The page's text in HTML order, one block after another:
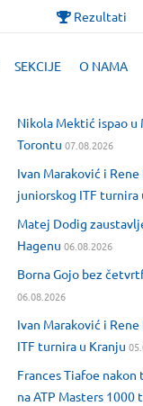
Rezultati
SEKCIJE O NAMA
Nikola Mektić ispao u
Torontu 07.08.2026
Ivan Maraković i
juniorskog ITF turnira
Matej Dodig
Hagenu 06.08.2026
Borna Gojo bez
06.08.2026
Ivan Maraković i
ITF turnira u Kranju
Frances Tiafoe
na ATP Masters